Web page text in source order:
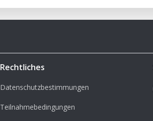
Rechtliches
Datenschutzbestimmungen
Teilnahmebedingungen